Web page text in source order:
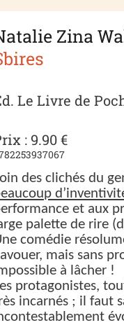
Zina
Le Livre de
: 9.90 €
des clichés du
et aux
palette de rire
comédie
mais sans
à lâcher !
es protagonistes,
incarnés ; il faut